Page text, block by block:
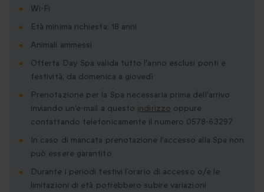
Wi-Fi
Età minima richiesta: 18 anni
Animali ammessi
Offerta Day Spa valida tutto l'anno esclusi ponti e
festività, da domenica a giovedì
Prenotazione per la Spa necessaria prima dell'arrivo
inviando un'e-mail a questo indirizzo oppure
contattando telefonicamente il numero 0578-63297
In caso di mancata prenotazione l'accesso alla Spa non
può essere garantito
Durante i periodi festivi l’orario di accesso o/e le
limitazioni di età potrebbero subire variazioni